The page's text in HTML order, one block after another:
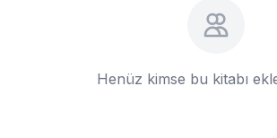
Henüz kimse bu kitabı